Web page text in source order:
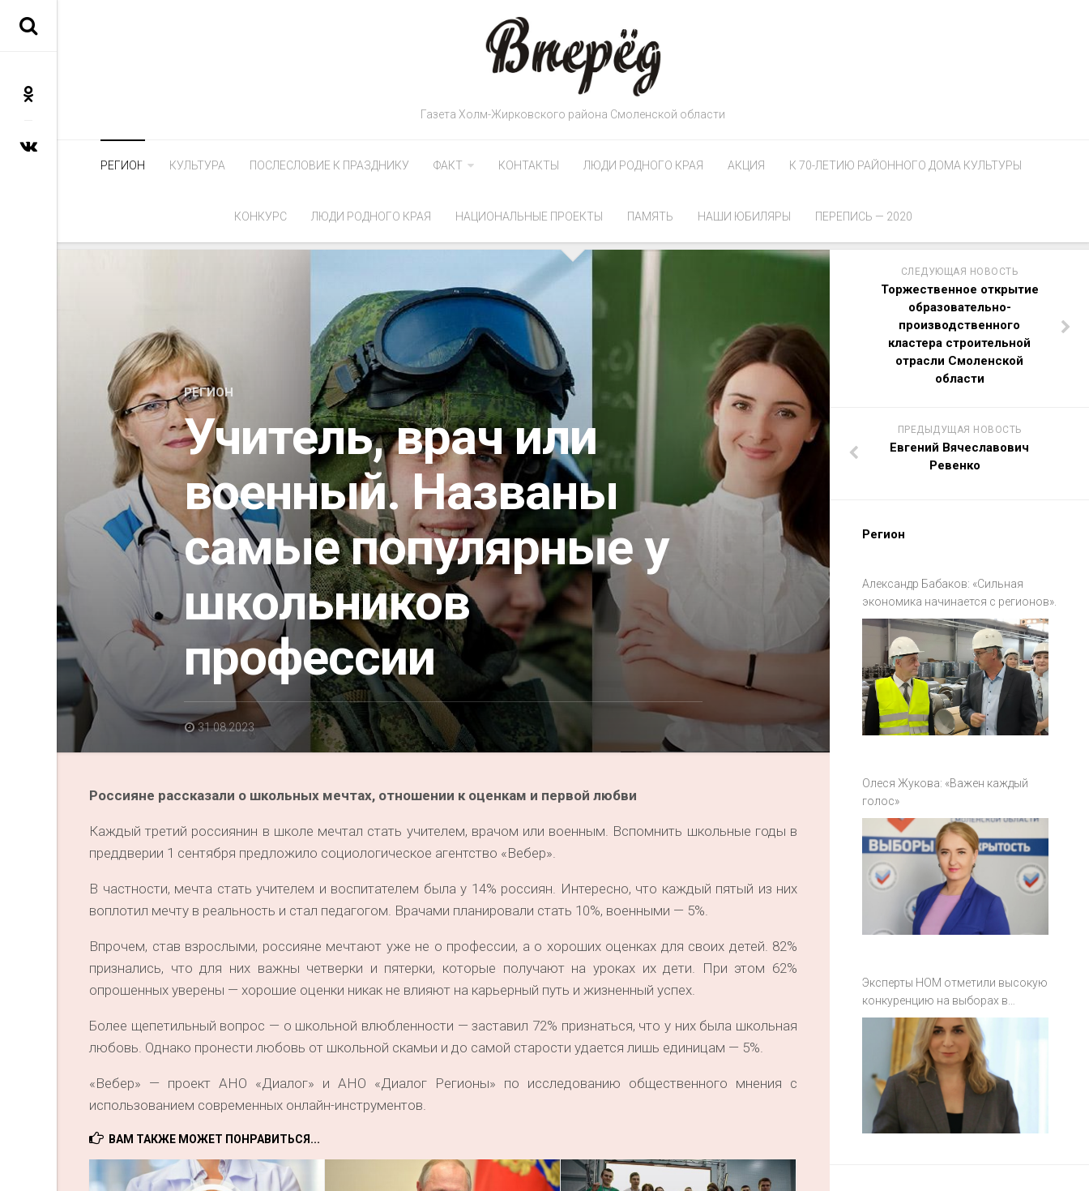
Газета Холм-Жирковского района Смоленской области
РЕГИОН КУЛЬТУРА ПОСЛЕСЛОВИЕ К ПРАЗДНИКУ ФАКТ КОНТАКТЫ ЛЮДИ РОДНОГО КРАЯ АКЦИЯ К 70-ЛЕТИЮ РАЙОННОГО ДОМА КУЛЬТУРЫ
КОНКУРС ЛЮДИ РОДНОГО КРАЯ НАЦИОНАЛЬНЫЕ ПРОЕКТЫ ПАМЯТЬ НАШИ ЮБИЛЯРЫ ПЕРЕПИСЬ — 2020
РЕГИОН
Учитель, врач или
военный. Названы
самые популярные у
школьников
профессии
31.08.2023
Россияне рассказали о школьных мечтах, отношении к оценкам и первой любви
Каждый третий россиянин в школе мечтал стать учителем, врачом или военным. Вспомнить школьные годы в
преддверии 1 сентября предложило социологическое агентство «Вебер».
В частности, мечта стать учителем и воспитателем была у 14% россиян. Интересно, что каждый пятый из них
воплотил мечту в реальность и стал педагогом. Врачами планировали стать 10%, военными — 5%.
Впрочем, став взрослыми, россияне мечтают уже не о профессии, а о хороших оценках для своих детей. 82%
признались, что для них важны четверки и пятерки, которые получают на уроках их дети. При этом 62%
опрошенных уверены — хорошие оценки никак не влияют на карьерный путь и жизненный успех.
Более щепетильный вопрос — о школьной влюбленности — заставил 72% признаться, что у них была школьная
любовь. Однако пронести любовь от школьной скамьи и до самой старости удается лишь единицам — 5%.
«Вебер» — проект АНО «Диалог» и АНО «Диалог Регионы» по исследованию общественного мнения с
использованием современных онлайн-инструментов.
ВАМ ТАКЖЕ МОЖЕТ ПОНРАВИТЬСЯ...
СЛЕДУЮЩАЯ НОВОСТЬ
Торжественное открытие
образовательно-
производственного
кластера строительной
отрасли Смоленской
области
ПРЕДЫДУЩАЯ НОВОСТЬ
Евгений Вячеславович
Ревенко
Регион
Александр Бабаков: «Сильная
экономика начинается с регионов».
Олеся Жукова: «Важен каждый
голос»
Эксперты НОМ отметили высокую
конкуренцию на выборах в
Смоленской области